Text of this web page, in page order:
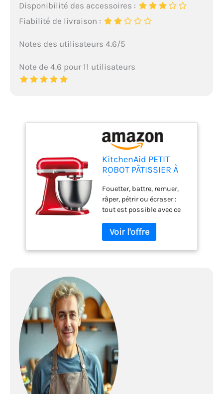
Disponibilité des accessoires :
Fiabilité de livraison :
Notes des utilisateurs 4.6/5
Note de 4.6 pour 11 utilisateurs
KitchenAid PETIT
ROBOT PÂTISSIER À
L - MINI - POMME
D'AMOUR
5KSM3311XECA
Fouetter, battre, remuer,
râper, pétrir ou écraser :
tout est possible avec ce